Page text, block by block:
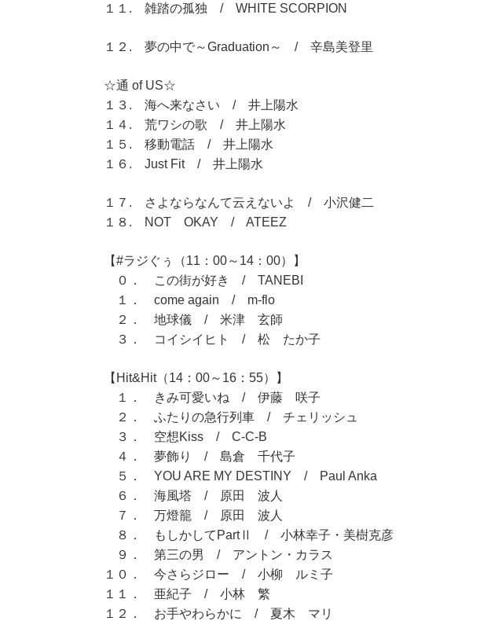
１１. 雑踏の孤独 / WHITE SCORPION
１２. 夢の中で～Graduation～ / 辛島美登里
☆通 of US☆
１３. 海へ来なさい / 井上陽水
１４. 荒ワシの歌 / 井上陽水
１５. 移動電話 / 井上陽水
１６. Just Fit / 井上陽水
１７. さよならなんて云えないよ / 小沢健二
１８. NOT OKAY / ATEEZ
【#ラジぐぅ（11：00～14：00）】
０． この街が好き / TANEBI
１． come again / m-flo
２． 地球儀 / 米津 玄師
３． コイシイヒト / 松 たか子
【Hit&Hit（14：00～16：55）】
１． きみ可愛いね / 伊藤 咲子
２． ふたりの急行列車 / チェリッシュ
３． 空想Kiss / C-C-B
４． 夢飾り / 島倉 千代子
５． YOU ARE MY DESTINY / Paul Anka
６． 海風塔 / 原田 波人
７． 万燈籠 / 原田 波人
８． もしかしてPartⅡ / 小林幸子・美樹克彦
９． 第三の男 / アントン・カラス
１０． 今さらジロー / 小柳 ルミ子
１１． 亜紀子 / 小林 繁
１２． お手やわらかに / 夏木 マリ